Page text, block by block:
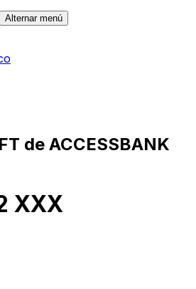
Alternar menú
de ACCESSBANK
XXX